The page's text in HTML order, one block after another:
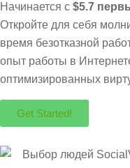
Начинается с $5.7
Откройте для себя
время безотказной
опыт работы в
оптимизированных
Get Started!